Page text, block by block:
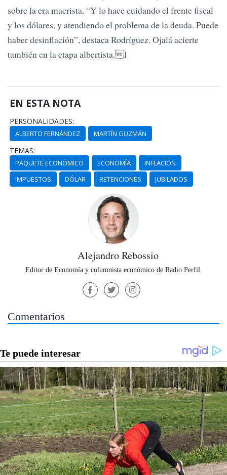
sobre la era macrista. “Y lo hace cuidando el frente fiscal
y los dólares, y atendiendo el problema de la deuda. Puede
haber desinflación”, destaca Rodríguez. Ojalá acierte
también en la etapa albertista.l
EN ESTA NOTA
PERSONALIDADES:
ALBERTO FERNÁNDEZ MARTÍN GUZMÁN
TEMAS:
PAQUETE ECONÓMICO ECONOMÍA
INFLACIÓN
IMPUESTOS
DÓLAR RETENCIONES JUBILADOS
Alejandro Rebossio
Editor de Economía y columnista económico de Radio Perfil.
Comentarios